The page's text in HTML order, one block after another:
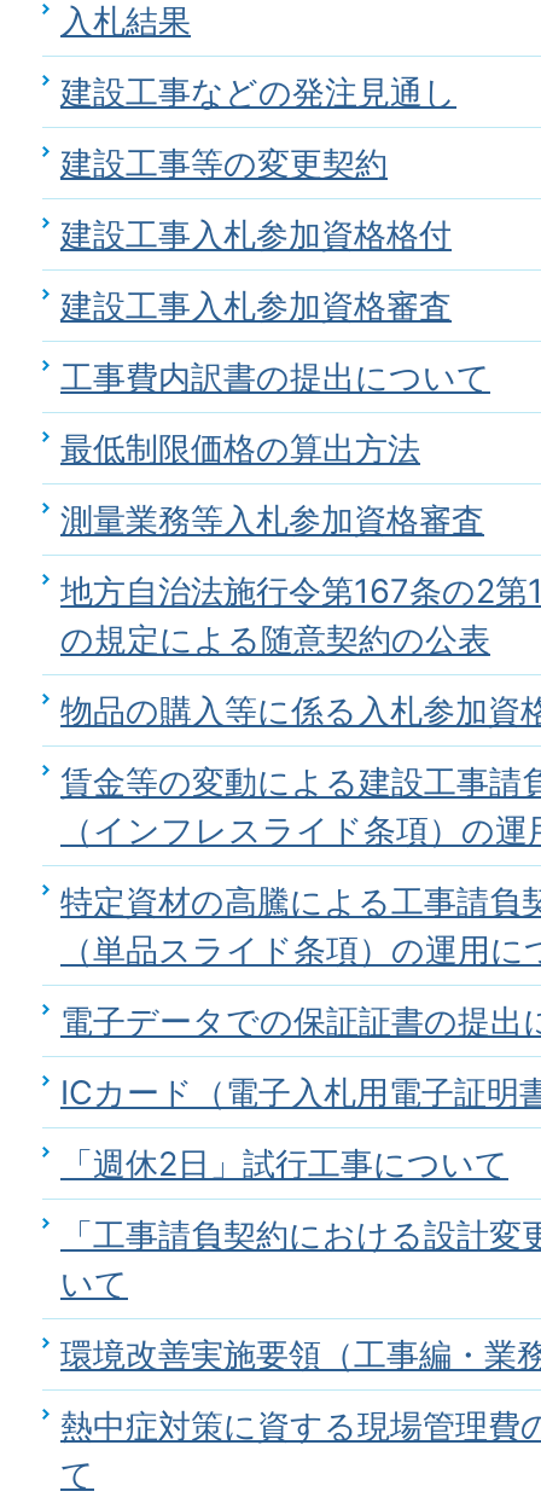
入札結果
建設工事などの発注見通し
建設工事等の変更契約
建設工事入札参加資格格付
建設工事入札参加資格審査
工事費内訳書の提出について
最低制限価格の算出方法
測量業務等入札参加資格審査
地方自治法施行令第167条の2
の規定による随意契約の公表
物品の購入等に係る入札参加資
賃金等の変動による建設工事請
（インフレスライド条項）の
特定資材の高騰による工事請負
（単品スライド条項）の運用に
電子データでの保証証書の提出
ICカード（電子入札用電子証明
「週休2日」試行工事について
「工事請負契約における設計
いて
環境改善実施要領（工事編・業
熱中症対策に資する現場管理費
て